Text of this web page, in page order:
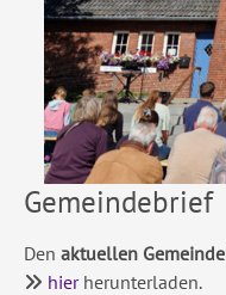
Gemeindebrief
Den aktuellen
hierherunterladen.